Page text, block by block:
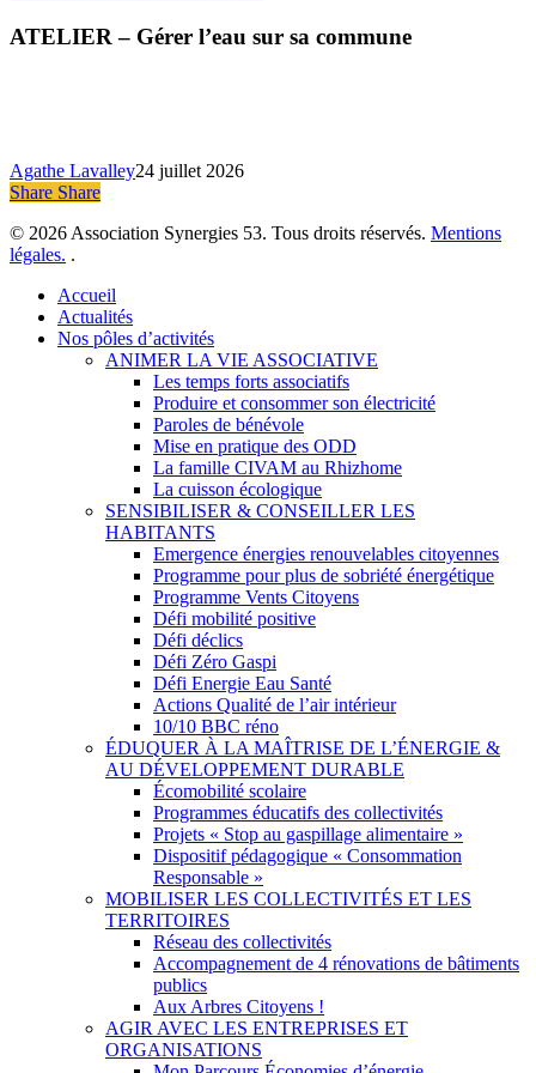
Gérer
ATELIER – Gérer l’eau sur sa commune
Agathe Lavalley24 juillet 2026
Share
Share Share
© 2026 Association Synergies 53. Tous droits réservés. Mentions
légales. .
Close
Menu
Accueil
Actualités
Nos pôles d’activités
ANIMER LA VIE ASSOCIATIVE
Les temps forts associatifs
Produire et consommer son électricité
Paroles de bénévole
Mise en pratique des ODD
La famille CIVAM au Rhizhome
La cuisson écologique
SENSIBILISER & CONSEILLER LES
HABITANTS
Emergence énergies renouvelables citoyennes
Programme pour plus de sobriété énergétique
Programme Vents Citoyens
Défi mobilité positive
Défi déclics
Défi Zéro Gaspi
Défi Energie Eau Santé
Actions Qualité de l’air intérieur
10/10 BBC réno
ÉDUQUER À LA MAÎTRISE DE L’ÉNERGIE &
AU DÉVELOPPEMENT DURABLE
Écomobilité scolaire
Programmes éducatifs des collectivités
Projets « Stop au gaspillage alimentaire »
Dispositif pédagogique « Consommation
Responsable »
MOBILISER LES COLLECTIVITÉS ET LES
TERRITOIRES
Réseau des collectivités
Accompagnement de 4 rénovations de bâtiments
publics
Aux Arbres Citoyens !
AGIR AVEC LES ENTREPRISES ET
ORGANISATIONS